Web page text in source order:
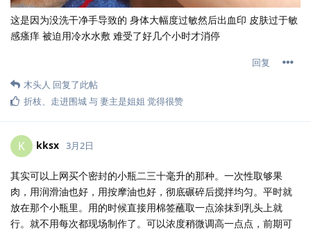
这是因为没洗干净手导致的 身体大幅度过敏然后出血印 皮肤过于敏
感瘙痒 被迫用冷水水敷 难受了好几个小时才消停
回复
木头人 回复了此帖
折枝、 走进围城与妻主是姐姐 觉得很赞
K kksx 3月2日
其实可以上网买个密封的小瓶二三十毫升的那种。一次性取够果
肉，用润滑油也好，用按摩油也好，彻底碾碎后搅拌均匀。平时就
放在那个小瓶里。用的时候直接用棉签蘸取一点涂抹到乳头上就
行。就不用每次都现场制作了。可以浓度稍微调高一点点，前期可